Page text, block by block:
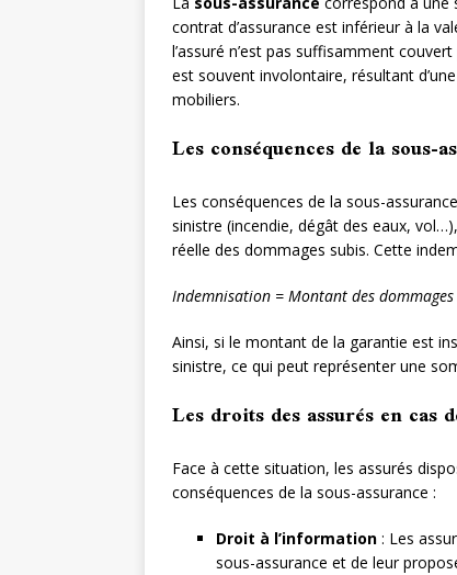
contrat d’assurance est inférieur à la
l’assuré n’est pas suffisamment
est souvent involontaire, résultant
mobiliers.
Les conséquences de la sous-
Les conséquences de la sous-
sinistre (incendie, dégât des eaux,
réelle des dommages subis. Cette
Indemnisation = Montant des
Ainsi, si le montant de la garantie est
sinistre, ce qui peut représenter une
Les droits des assurés en cas
Face à cette situation, les assurés
conséquences de la sous-assurance :
Droit à l’information : Les
sous-assurance et de leur